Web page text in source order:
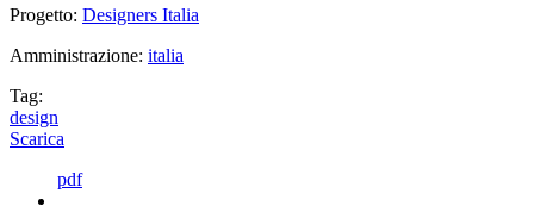
Progetto: Designers Italia
Amministrazione: italia
Tag:
design
Scarica
pdf